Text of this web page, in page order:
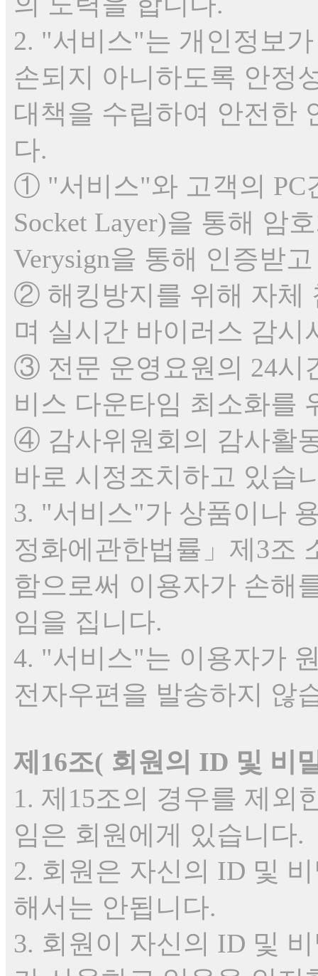
2. "서비스"는 개인정보
손되지 아니하도록 안정
대책을 수립하여 안전한
다.
① "서비스"와 고객의 PC
Socket Layer)을 통해 암
Verysign을 통해 인증받
② 해킹방지를 위해 자체
며 실시간 바이러스 감
③ 전문 운영요원의 24시
비스 다운타임 최소화를
④ 감사위원회의 감사활
바로 시정조치하고 있습
3. "서비스"가 상품이나
정화에관한법률」제3조
함으로써 이용자가 손해
임을 집니다.
4. "서비스"는 이용자가
전자우편을 발송하지 않
제16조( 회원의 ID 및 비
1. 제15조의 경우를 제외
임은 회원에게 있습니다.
2. 회원은 자신의 ID 및
해서는 안됩니다.
3. 회원이 자신의 ID 및